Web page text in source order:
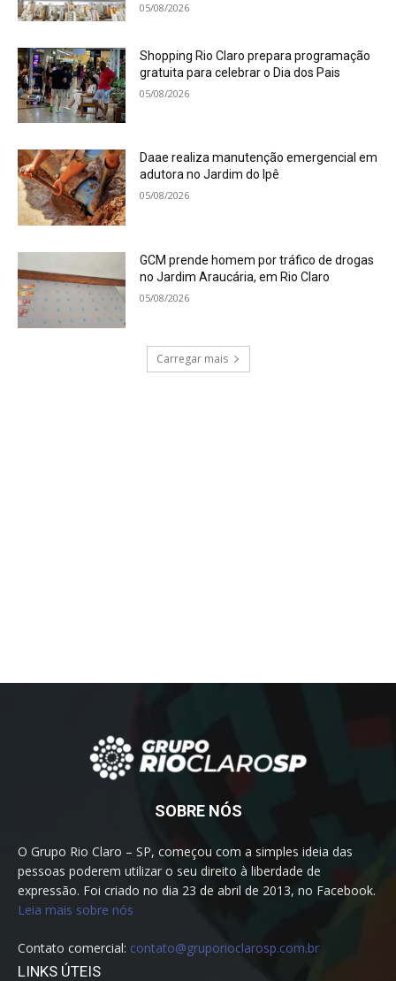
05/08/2026
Shopping Rio Claro prepara programação
gratuita para celebrar o Dia dos Pais
05/08/2026
Daae realiza manutenção emergencial em
adutora no Jardim do Ipê
05/08/2026
GCM prende homem por tráfico de drogas
no Jardim Araucária, em Rio Claro
05/08/2026
Carregar mais
SOBRE NÓS
O Grupo Rio Claro – SP, começou com a simples ideia das
pessoas poderem utilizar o seu direito à liberdade de
expressão. Foi criado no dia 23 de abril de 2013, no Facebook.
Leia mais sobre nós
Contato comercial: contato@gruporioclarosp.com.br
LINKS ÚTEIS